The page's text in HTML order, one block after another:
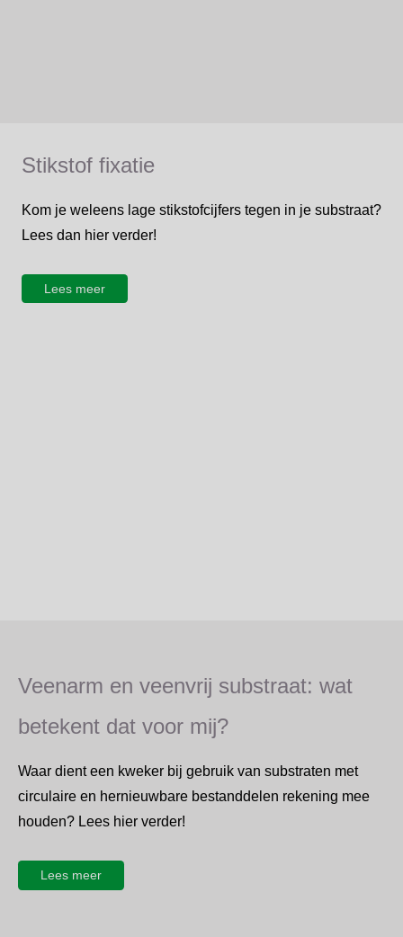
Stikstof fixatie
Kom je weleens lage stikstofcijfers tegen in je substraat?
Lees dan hier verder!
Lees meer
Veenarm en veenvrij substraat: wat
betekent dat voor mij?
Waar dient een kweker bij gebruik van substraten met
circulaire en hernieuwbare bestanddelen rekening mee
houden? Lees hier verder!
Lees meer